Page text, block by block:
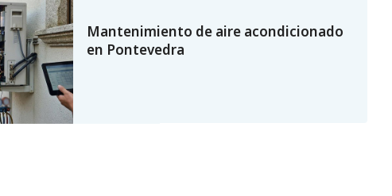
Mantenimiento de aire acondicionado
en Pontevedra